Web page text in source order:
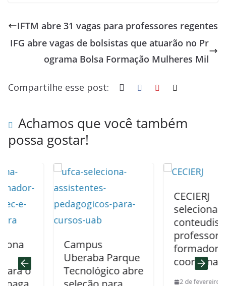
b
o
o
k
sk
y
s
A
p
p
e
dI
n
re
a
d
s
e
IFTM abre 31 vagas para professores regentes
IFG abre vagas de bolsistas que atuarão no Pr
ograma Bolsa Formação Mulheres Mil
Compartilhe esse post:
Achamos que você também
possa gostar!
o
Campus
Uberaba Parque
Tecnológico abre
CECIERJ
seleciona
conteudista,
professor
formador e
coordenadores
2 de fevereiro de 2026